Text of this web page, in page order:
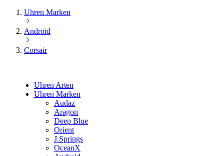
Uhren Marken
Android
Corsair
Uhren Arten
Uhren Marken
Audaz
Aragon
Deep Blue
Orient
J.Springs
OceanX